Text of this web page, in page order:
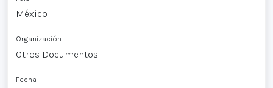
México
Organización
Otros Documentos
Fecha